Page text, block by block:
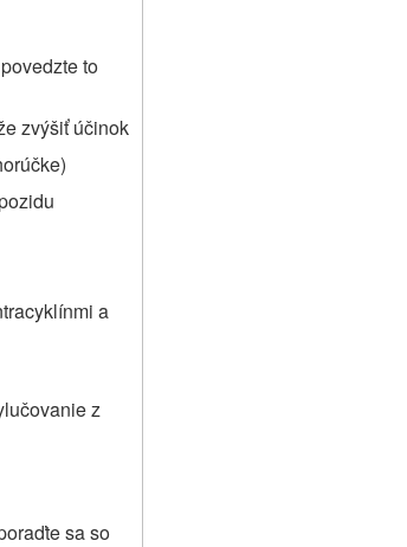
to
zvýšiť účinok
a
z
sa so